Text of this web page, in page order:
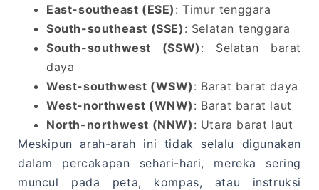
East-southeast (ESE) : Timur tenggara
South-southeast (SSE) : Selatan tenggara
South-southwest (SSW) : Selatan barat
daya
West-southwest (WSW) : Barat barat daya
West-northwest (WNW) : Barat barat laut
North-northwest (NNW) : Utara barat laut
Meskipun arah-arah ini tidak selalu digunakan
dalam percakapan sehari-hari, mereka sering
muncul pada peta, kompas, atau instruksi